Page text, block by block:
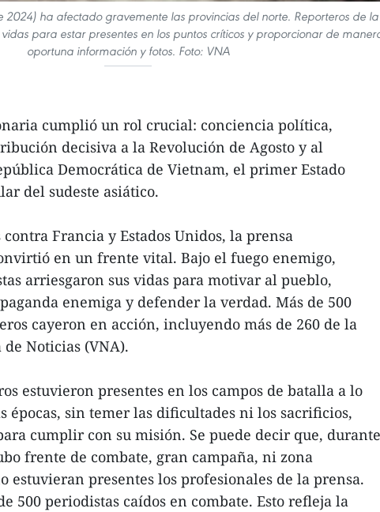
2024) ha afectado gravemente las provincias del norte. Reporteros de la
para estar presentes en los puntos críticos y proporcionar de
oportuna información y fotos. Foto: VNA
cumplió un rol crucial: conciencia política,
decisiva a la Revolución de Agosto y al
Democrática de Vietnam, el primer Estado
del sudeste asiático.
Francia y Estados Unidos, la prensa
en un frente vital. Bajo el fuego enemigo,
arriesgaron sus vidas para motivar al pueblo,
enemiga y defender la verdad. Más de 500
cayeron en acción, incluyendo más de 260 de la
Noticias (VNA).
estuvieron presentes en los campos de batalla a lo
épocas, sin temer las dificultades ni los sacrificios,
cumplir con su misión. Se puede decir que, durante
frente de combate, gran campaña, ni zona
estuvieran presentes los profesionales de la prensa.
500 periodistas caídos en combate. Esto refleja la